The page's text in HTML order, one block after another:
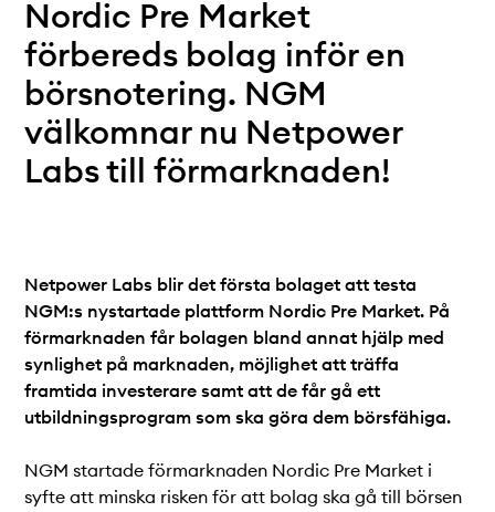
Varför koppla upp sig?
Medlemmar
Nordic Pre Market
förbereds bolag inför en
börsnotering. NGM
välkomnar nu Netpower
Labs till förmarknaden!
Netpower Labs blir det första bolaget att testa
NGM:s nystartade plattform Nordic Pre Market. På
förmarknaden får bolagen bland annat hjälp med
synlighet på marknaden, möjlighet att träffa
framtida investerare samt att de får gå ett
utbildningsprogram som ska göra dem börsfähiga.
NGM startade förmarknaden Nordic Pre Market i
syfte att minska risken för att bolag ska gå till börsen